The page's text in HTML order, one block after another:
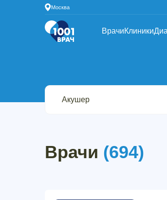
Москва
ВрачиКлиники
Врачи (694)